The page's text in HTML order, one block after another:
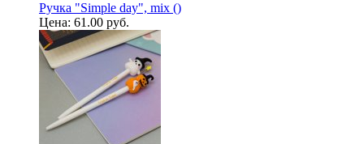
Ручка "Simple day", mix ()
Цена: 61.00 руб.